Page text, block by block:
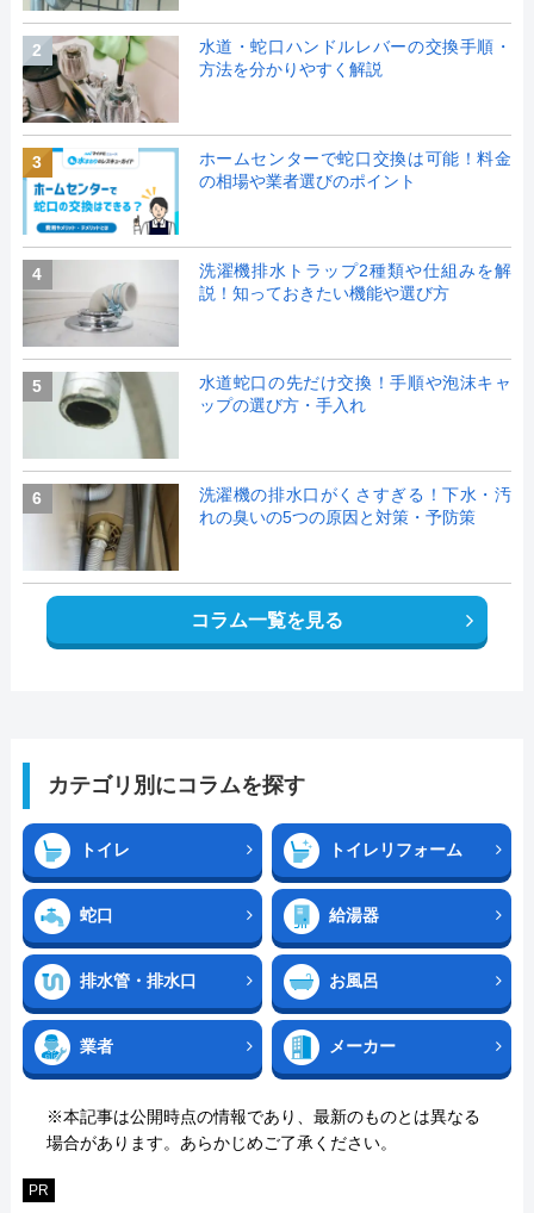
2
水道・蛇口ハンドルレバーの交換手順・
方法を分かりやすく解説
3
ホームセンターで蛇口交換は可能！料金
の相場や業者選びのポイント
4
洗濯機排水トラップ2種類や仕組みを解
説！知っておきたい機能や選び方
5
水道蛇口の先だけ交換！手順や泡沫キャ
ップの選び方・手入れ
6
洗濯機の排水口がくさすぎる！下水・汚
れの臭いの5つの原因と対策・予防策
コラム一覧を見る
カテゴリ別にコラムを探す
トイレ トイレリフォーム
蛇口 給湯器
排水管・排水口 お風呂
業者 メーカー
※本記事は公開時点の情報であり、最新のものとは異なる
場合があります。あらかじめご了承ください。
PR